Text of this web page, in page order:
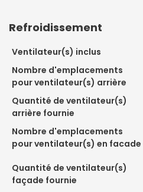
Refroidissement
Ventilateur(s) inclus
Nombre d'emplacements
pour ventilateur(s) arrière
Quantité de ventilateur(s)
arrière fournie
Nombre d'emplacements
pour ventilateur(s) en facade
Quantité de ventilateur(s)
façade fournie